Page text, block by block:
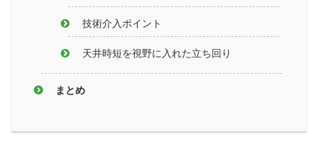
技術介入ポイント
天井時短を視野に入れた立ち回り
まとめ